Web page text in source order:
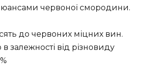
червоної смородини.
до червоних міцних вин.
залежності від різновиду